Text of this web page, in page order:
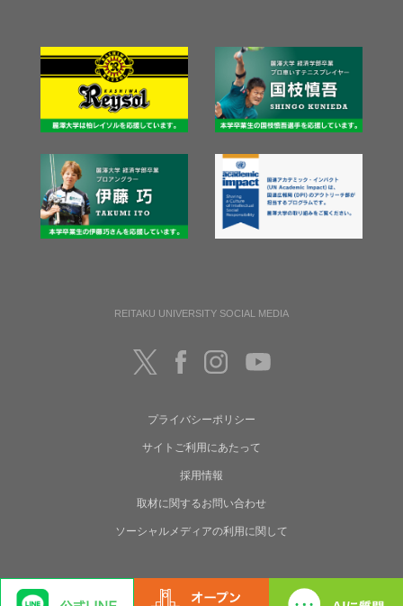
REITAKU UNIVERSITY SOCIAL MEDIA
プライバシーポリシー
サイトご利用にあたって
採用情報
取材に関するお問い合わせ
ソーシャルメディアの利用に関して
Copyright(C) Reitaku University. All rights reserved.